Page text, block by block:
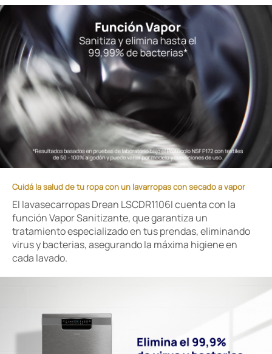
Cuidá la salud de tu ropa con un lavarropas con secado a vapor
El lavasecarropas Drean LSCDR1106I cuenta con la
función Vapor Sanitizante, que garantiza un
tratamiento especializado en tus prendas, eliminando
virus y bacterias, asegurando la máxima higiene en
cada lavado.